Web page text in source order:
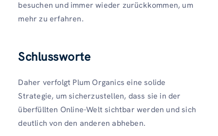
besuchen und immer wieder zurückkommen, um
mehr zu erfahren.
Schlussworte
Daher verfolgt Plum Organics eine solide
Strategie, um sicherzustellen, dass sie in der
überfüllten Online-Welt sichtbar werden und sich
deutlich von den anderen abheben.